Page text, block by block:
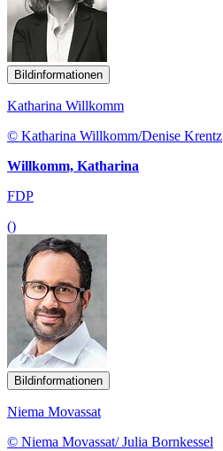
Bildinformationen
Katharina Willkomm
© Katharina Willkomm/Denise Krentz
Willkomm, Katharina
FDP
()
Bildinformationen
Niema Movassat
© Niema Movassat/ Julia Bornkessel